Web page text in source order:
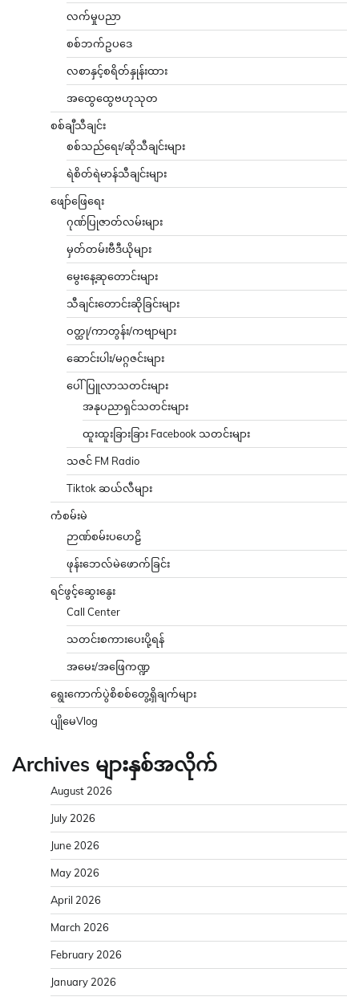
လက်မှုပညာ
စစ်ဘက်ဥပဒေ
လစာနှင့်စရိတ်နှုန်းထား
အထွေထွေဗဟုသုတ
စစ်ချီသီချင်း
စစ်သည်ရေး/ဆိုသီချင်းများ
ရဲစိတ်ရဲမာန်သီချင်းများ
ဖျော်ဖြေရေး
ဂုဏ်ပြုဇာတ်လမ်းများ
မှတ်တမ်းဗီဒီယိုများ
မွေးနေ့ဆုတောင်းများ
သီချင်းတောင်းဆိုခြင်းများ
ဝတ္ထု/ကာတွန်း/ကဗျာများ
ဆောင်းပါး/မဂ္ဂဇင်းများ
ပေါ်ပြူလာသတင်းများ
အနုပညာရှင်သတင်းများ
ထူးထူးခြားခြား Facebook သတင်းများ
သဇင် FM Radio
Tiktok ဆယ်လီများ
ကံစမ်းမဲ
ဉာဏ်စမ်းပဟေဠိ
ဖုန်းဘေလ်မဲဖောက်ခြင်း
ရင်ဖွင့်ဆွေးနွေး
Call Center
သတင်းစကားပေးပို့ရန်
အမေး/အဖြေကဏ္ဍ
ရွေးကောက်ပွဲစိစစ်တွေ့ရှိချက်များ
ပျိုမေVlog
Archives များနှစ်အလိုက်
August 2026
July 2026
June 2026
May 2026
April 2026
March 2026
February 2026
January 2026